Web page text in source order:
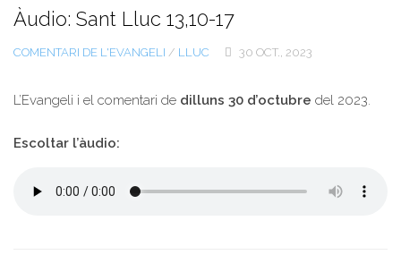
Escrits-articles
Notícies
Contacte
Àudio: Sant Lluc 13,10-17
COMENTARI DE L'EVANGELI / LLUC 30 OCT., 2023
L’Evangeli i el comentari de dilluns 30 d’octubre del 2023.
Escoltar l’àudio: